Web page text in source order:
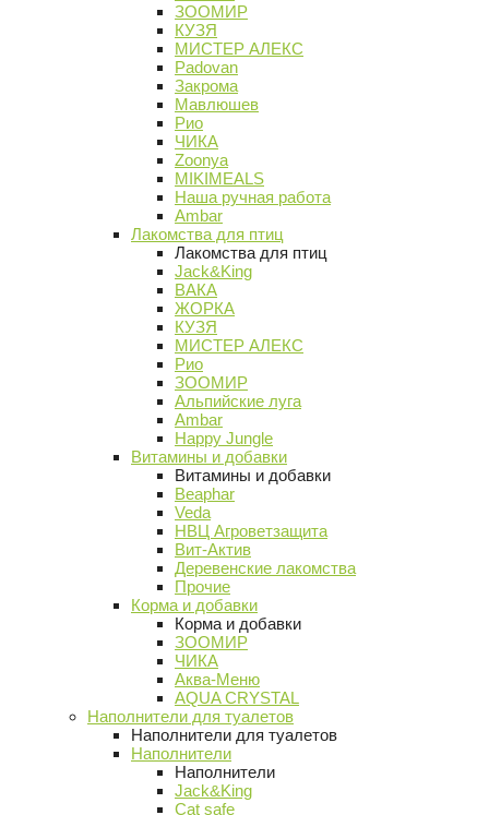
ЗООМИР
КУЗЯ
МИСТЕР АЛЕКС
Padovan
Закрома
Мавлюшев
Рио
ЧИКА
Zoonya
MIKIMEALS
Наша ручная работа
Ambar
Лакомства для птиц
Лакомства для птиц
Jack&King
ВАКА
ЖОРКА
КУЗЯ
МИСТЕР АЛЕКС
Рио
ЗООМИР
Альпийские луга
Ambar
Happy Jungle
Витамины и добавки
Витамины и добавки
Beaphar
Veda
НВЦ Агроветзащита
Вит-Актив
Деревенские лакомства
Прочие
Корма и добавки
Корма и добавки
ЗООМИР
ЧИКА
Аква-Меню
AQUA CRYSTAL
Наполнители для туалетов
Наполнители для туалетов
Наполнители
Наполнители
Jack&King
Cat safe